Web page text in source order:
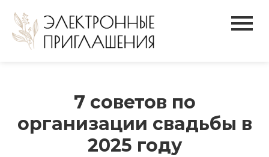
7 советов по
организации свадьбы в
2025 году